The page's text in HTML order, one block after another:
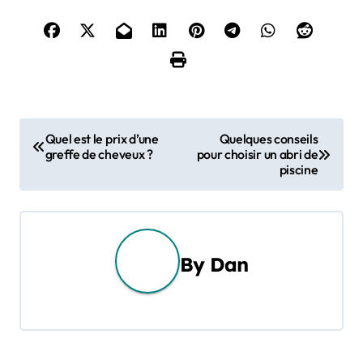
N
v
t
Quel est le prix d’une
greffe de cheveux ?
Quelques conseils
pour choisir un abri de
piscine
By Dan